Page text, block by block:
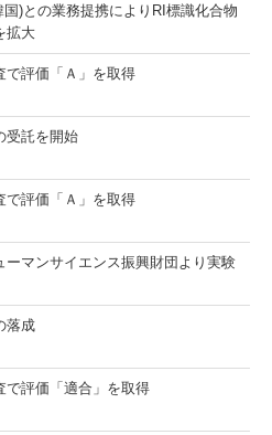
)との業務提携によりRI標識化合物
拡大
で評価「Ａ」を取得
受託を開始
で評価「Ａ」を取得
ーマンサイエンス振興財団より実験
落成
で評価「適合」を取得